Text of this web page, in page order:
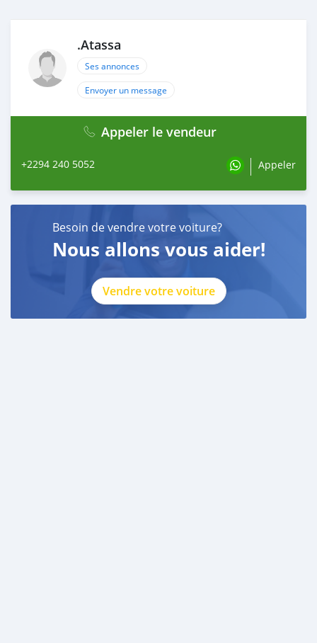
.Atassa
Ses annonces
Envoyer un message
Appeler le vendeur
+2294 240 5052 Appeler
Besoin de vendre votre voiture?
Nous allons vous aider!
Vendre votre voiture